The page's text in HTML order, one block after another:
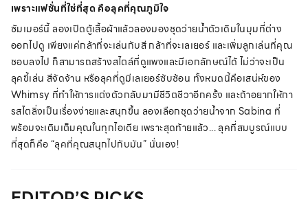
เพราะแฟชั่นที่ใช่ที่สุด คือลุคที่คุณภูมิใจ
ซัมเมอร์นี้ ลองเปิดตู้เสื้อผ้าแล้วลองมองชุดว่ายน้ำตัวเดิมในมุมที่ต่าง
ออกไปดู เพียงแค่กล้าที่จะเล่นกับสี กล้าที่จะเลเยอร์ และเพิ่มลูกเล่นที่คุณ
ชอบลงไป ก็สามารถสร้างสไตล์ที่ดูแพงและมีเอกลักษณ์ได้ ไม่ว่าจะเป็น
ลุคขี้เล่น สีจัดจ้าน หรือลุคที่ดูมีเลเยอร์ซับซ้อน ทั้งหมดนี้คือเสน่ห์ของ
Whimsy ที่ทำให้การแต่งตัวกลับมามีชีวิตชีวาอีกครั้ง และถ้าอยากให้กา
รสไตลิ่งเป็นเรื่องง่ายและสนุกขึ้น ลองเลือกชุดว่ายน้ำจาก Sabina ที่
พร้อมจะเติมเต็มคุณในทุกไอเดีย เพราะสุดท้ายแล้ว... ลุคที่สมบูรณ์แบบ
ที่สุดก็คือ “ลุคที่คุณสนุกไปกับมัน” นั่นเอง!